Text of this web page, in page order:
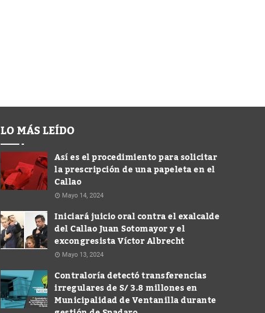
LO MÁS LEÍDO
Así es el procedimiento para solicitar
la prescripción de una papeleta en el
Callao
Mayo 14, 2024
Iniciará juicio oral contra el exalcalde
del Callao Juan Sotomayor y el
excongresista Víctor Albrecht
Mayo 13, 2024
Contraloría detectó transferencias
irregulares de S/ 3.8 millones en
Municipalidad de Ventanilla durante